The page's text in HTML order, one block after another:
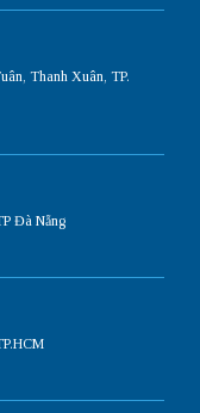
Thanh Xuân, TP.
Đà Nẵng